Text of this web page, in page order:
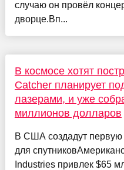
случаю он провёл
дворце.Вп...
В космосе хотят
Catcher планирует
лазерами, и уже
миллионов долларов
В США создадут первую
для
Industries привлек $65